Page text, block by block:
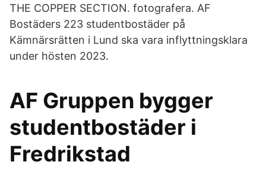
THE COPPER SECTION. fotografera. AF
Bostäders 223 studentbostäder på
Kämnärsrätten i Lund ska vara inflyttningsklara
under hösten 2023.
AF Gruppen bygger
studentbostäder i
Fredrikstad